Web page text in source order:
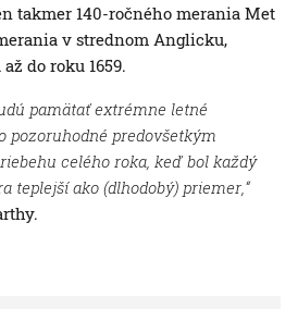
takmer 140-ročného merania Met
v strednom Anglicku,
do roku 1659.
pamätať extrémne letné
pozoruhodné predovšetkým
celého roka, keď bol každý
teplejší ako (dlhodobý) priemer,“